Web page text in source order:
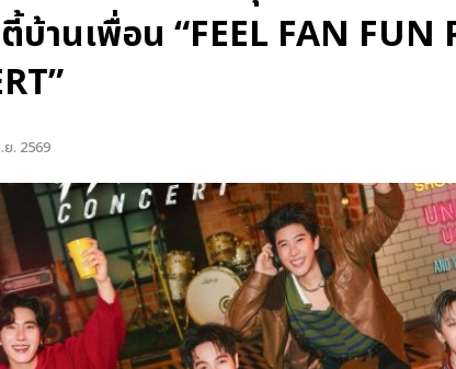
บ้านเพื่อน “FEEL FAN FUN
ย. 2569